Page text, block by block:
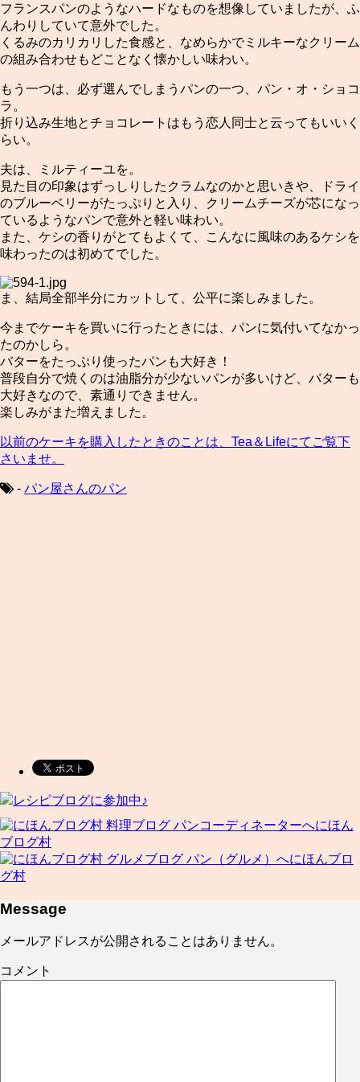
フランスパンのようなハードなものを想像していましたが、ふ
んわりしていて意外でした。
くるみのカリカリした食感と、なめらかでミルキーなクリーム
の組み合わせもどことなく懐かしい味わい。
もう一つは、必ず選んでしまうパンの一つ、パン・オ・ショコ
ラ。
折り込み生地とチョコレートはもう恋人同士と云ってもいいく
らい。
夫は、ミルティーユを。
見た目の印象はずっしりしたクラムなのかと思いきや、ドライ
のブルーベリーがたっぷりと入り、クリームチーズが芯になっ
ているようなパンで意外と軽い味わい。
また、ケシの香りがとてもよくて、こんなに風味のあるケシを
味わったのは初めてでした。
ま、結局全部半分にカットして、公平に楽しみました。
今までケーキを買いに行ったときには、パンに気付いてなかっ
たのかしら。
バターをたっぷり使ったパンも大好き！
普段自分で焼くのは油脂分が少ないパンが多いけど、バターも
大好きなので、素通りできません。
楽しみがまた増えました。
以前のケーキを購入したときのことは、Tea＆Lifeにてご覧下
さいませ。
- パン屋さんのパン
レシピブログに参加中♪
にほん
ブログ村
にほんブロ
グ村
Message
メールアドレスが公開されることはありません。
コメント